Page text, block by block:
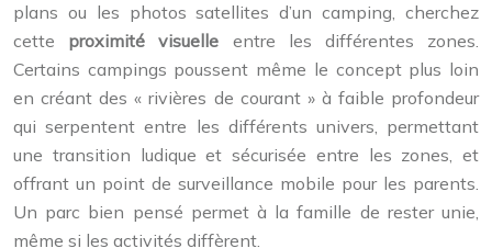
plans ou les photos satellites d’un camping, cherchez
cette proximité visuelle entre les différentes zones.
Certains campings poussent même le concept plus loin
en créant des « rivières de courant » à faible profondeur
qui serpentent entre les différents univers, permettant
une transition ludique et sécurisée entre les zones, et
offrant un point de surveillance mobile pour les parents.
Un parc bien pensé permet à la famille de rester unie,
même si les activités diffèrent.